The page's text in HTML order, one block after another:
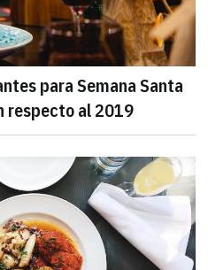
para Semana Santa
respecto al 2019